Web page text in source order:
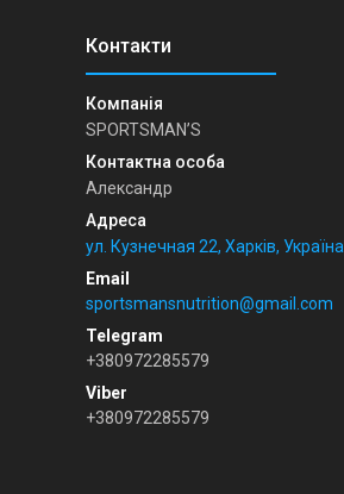
SPORTSMAN’S
Александр
ул. Кузнечная 22, Харків, Україна
sportsmansnutrition@gmail.com
+380972285579
+380972285579